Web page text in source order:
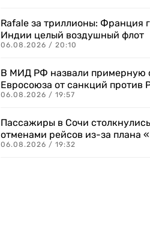
Rafale за триллионы: Франция
Индии целый воздушный флот
06.08.2026 / 20:10
В МИД РФ назвали примерную
Евросоюза от санкций против
06.08.2026 / 19:57
Пассажиры в Сочи
отменами рейсов из-за плана
06.08.2026 / 19:32